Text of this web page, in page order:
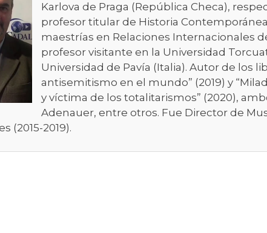
Karlova de Praga (República Checa),
profesor titular de Historia
maestrías en Relaciones Internacionales
profesor visitante en la Universidad
Universidad de Pavía (Italia). Autor de los
antisemitismo en el mundo” (2019) y
y víctima de los totalitarismos” (2020),
Adenauer, entre otros. Fue Director de
(2015-2019).